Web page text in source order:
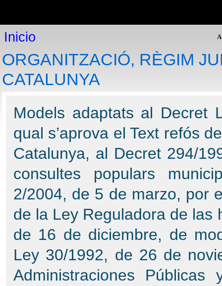
Modelos de expedientes
Legislación
Expediente Electrónico
Programas de gestión
Helios: Gestión policial
GesDoc: Gestión de documentos
PAT: Gestión de Inventarios
Cementerio visual: Visita virtual
GesFin: Gestión Financiera
Gestión de presupuestos
PDP: Protección de datos personales
RUBI: Registros de urbanismo informatizados
Atención al cliente
Inicio
ORGANITZACIÓ, RÈGIM
CATALUNYA
Models adaptats al Decret
qual s’aprova el Text refós
Catalunya, al Decret 294/
consultes populars
2/2004, de 5 de marzo, por
de la Ley Reguladora de las
de 16 de diciembre, de
Ley 30/1992, de 26 de
Administraciones Públicas